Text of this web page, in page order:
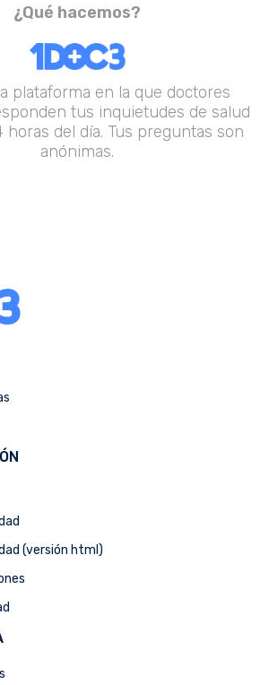
¿Qué hacemos?
plataforma en la que doctores
tus inquietudes de salud
horas del día. Tus preguntas son
anónimas.
(versión html)